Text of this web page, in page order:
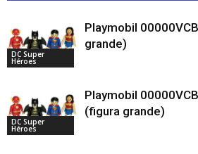
DC Super
Héroes
Playmobil
grande)
DC Super
Héroes
Playmobil
(figura grande)